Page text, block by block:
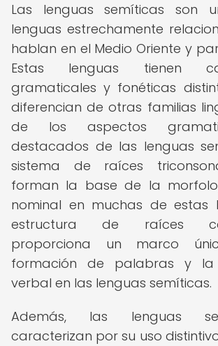
Las lenguas semíticas son
lenguas estrechamente
hablan en el Medio Oriente y
Estas lenguas tienen
gramaticales y fonéticas
diferencian de otras familias
de los aspectos
destacados de las lenguas
sistema de raíces
forman la base de la
nominal en muchas de estas
estructura de raíces
proporciona un marco
formación de palabras y la
verbal en las lenguas semíticas.
Además, las lenguas
caracterizan por su uso